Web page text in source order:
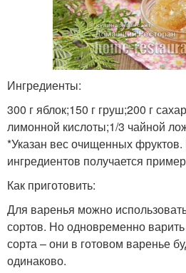
Ингредиенты:
300 г яблок;150 г груш;200 г
лимонной кислоты;1/3 чайной
*Указан вес очищенных фруктов.
ингредиентов получается
Как приготовить:
Для варенья можно
сортов. Но одновременно
сорта – они в готовом варенье
одинаково.